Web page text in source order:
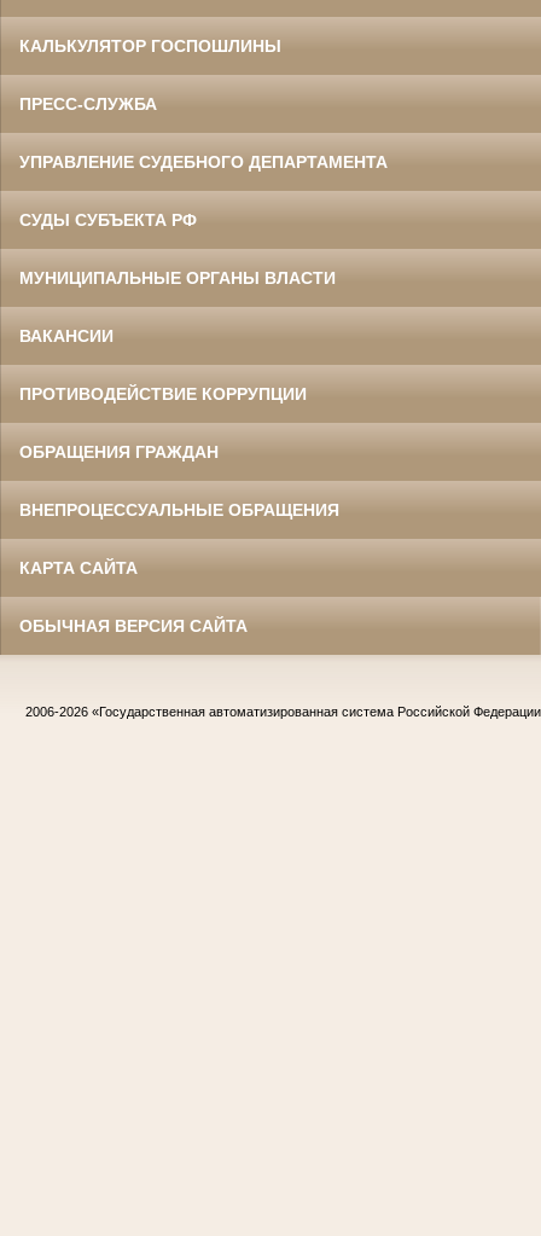
КАЛЬКУЛЯТОР ГОСПОШЛИНЫ
ПРЕСС-СЛУЖБА
УПРАВЛЕНИЕ СУДЕБНОГО ДЕПАРТАМЕНТА
СУДЫ СУБЪЕКТА РФ
МУНИЦИПАЛЬНЫЕ ОРГАНЫ ВЛАСТИ
ВАКАНСИИ
ПРОТИВОДЕЙСТВИЕ КОРРУПЦИИ
ОБРАЩЕНИЯ ГРАЖДАН
ВНЕПРОЦЕССУАЛЬНЫЕ ОБРАЩЕНИЯ
КАРТА САЙТА
ОБЫЧНАЯ ВЕРСИЯ САЙТА
2006-2026 «Государственная автоматизированная система Российской